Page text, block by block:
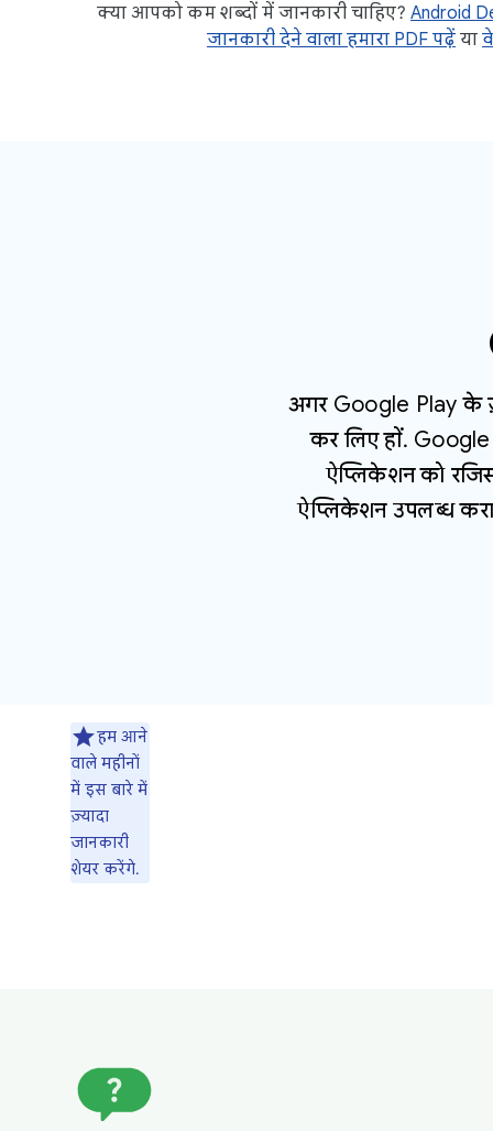
क्या आपको कम शब्दों में जानकारी चाहिए? Android
जानकारी देने वाला हमारा PDF पढ़ें या
अगर Google Play के
कर लिए हों.
ऐप्लिकेशन को
ऐप्लिकेशन उपलब्ध
हम आने
वाले महीनों
में इस बारे में
ज़्यादा
जानकारी
शेयर करेंगे.